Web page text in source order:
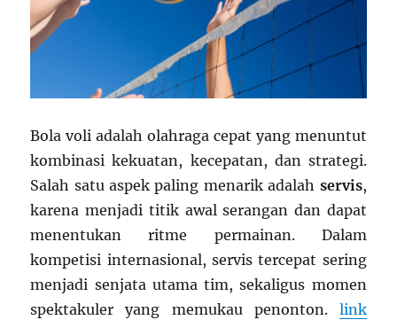
Bola voli adalah olahraga cepat yang menuntut
kombinasi kekuatan, kecepatan, dan strategi.
Salah satu aspek paling menarik adalah servis,
karena menjadi titik awal serangan dan dapat
menentukan ritme permainan. Dalam
kompetisi internasional, servis tercepat sering
menjadi senjata utama tim, sekaligus momen
spektakuler yang memukau penonton. link